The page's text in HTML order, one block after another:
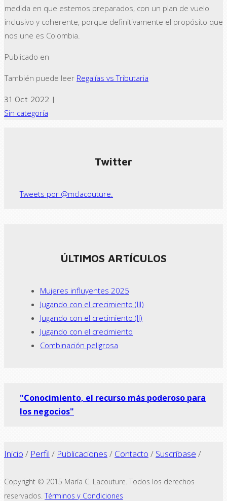
medida en que estemos preparados, con un plan de vuelo
inclusivo y coherente, porque definitivamente el propósito que
nos une es Colombia.
Publicado en
También puede leer Regalías vs Tributaria
31 Oct 2022 |
Sin categoría
Twitter
Tweets por @mclacouture.
ÚLTIMOS ARTÍCULOS
Mujeres influyentes 2025
Jugando con el crecimiento (III)
Jugando con el crecimiento (II)
Jugando con el crecimiento
Combinación peligrosa
"Conocimiento, el recurso más poderoso para
los negocios"
Inicio / Perfil / Publicaciones / Contacto / Suscríbase /
Copyright © 2015 María C. Lacouture. Todos los derechos
reservados.Términos y Condiciones